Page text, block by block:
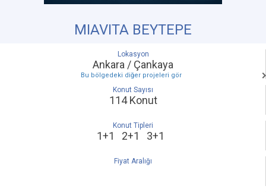
MIAVITA BEYTEPE
Lokasyon
Ankara / Çankaya
Bu bölgedeki diğer projeleri gör
Konut Sayısı
114 Konut
Konut Tipleri
1+1 2+1 3+1
Fiyat Aralığı